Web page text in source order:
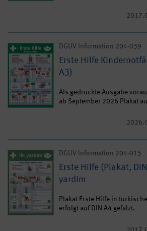
DGUV Information 204-039
Erste Hilfe
A3)
Als gedruckte Ausgabe
ab September 2026 Plakat
DGUV Information 204-015
Erste Hilfe (Plakat,
yardim
Plakat Erste Hilfe in
erfolgt auf DIN A4 gefalzt.